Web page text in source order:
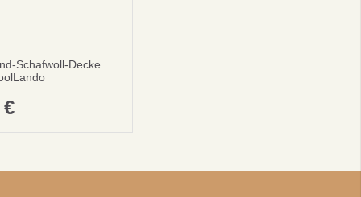
Schafwoll-Decke
€